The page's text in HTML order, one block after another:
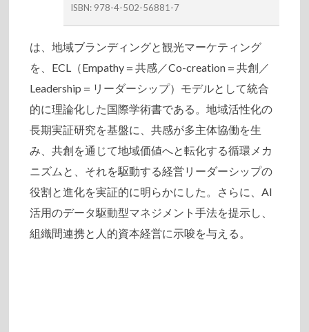
ISBN: 978-4-502-56881-7
は、地域ブランディングと観光マーケティング
を、ECL（Empathy＝共感／Co-creation＝共創／
Leadership＝リーダーシップ）モデルとして統合
的に理論化した国際学術書である。地域活性化の
長期実証研究を基盤に、共感が多主体協働を生
み、共創を通じて地域価値へと転化する循環メカ
ニズムと、それを駆動する経営リーダーシップの
役割と進化を実証的に明らかにした。さらに、AI
活用のデータ駆動型マネジメント手法を提示し、
組織間連携と人的資本経営に示唆を与える。